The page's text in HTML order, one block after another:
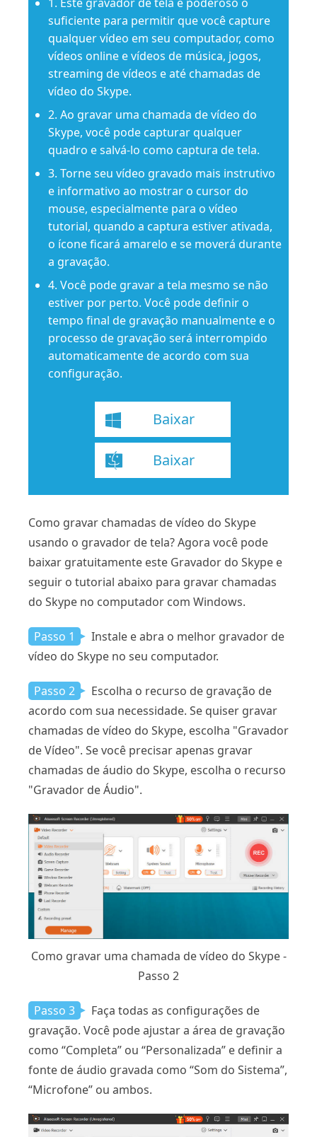
suficiente para permitir que você capture
qualquer vídeo em seu computador, como
vídeos online e vídeos de música, jogos,
streaming de vídeos e até chamadas de
vídeo do Skype.
2. Ao gravar uma chamada de vídeo do
Skype, você pode capturar qualquer
quadro e salvá-lo como captura de tela.
3. Torne seu vídeo gravado mais instrutivo
e informativo ao mostrar o cursor do
mouse, especialmente para o vídeo
tutorial, quando a captura estiver ativada,
o ícone ficará amarelo e se moverá durante
a gravação.
4. Você pode gravar a tela mesmo se não
estiver por perto. Você pode definir o
tempo final de gravação manualmente e o
processo de gravação será interrompido
automaticamente de acordo com sua
configuração.
Baixar
Baixar
Como gravar chamadas de vídeo do Skype
usando o gravador de tela? Agora você pode
baixar gratuitamente este Gravador do Skype e
seguir o tutorial abaixo para gravar chamadas
do Skype no computador com Windows.
Passo 1
Instale e abra o melhor gravador de
vídeo do Skype no seu computador.
Passo 2
Escolha o recurso de gravação de
acordo com sua necessidade. Se quiser gravar
chamadas de vídeo do Skype, escolha "Gravador
de Vídeo". Se você precisar apenas gravar
chamadas de áudio do Skype, escolha o recurso
"Gravador de Áudio".
Como gravar uma chamada de vídeo do Skype -
Passo 2
Passo 3
Faça todas as configurações de
gravação. Você pode ajustar a área de gravação
como “Completa” ou “Personalizada” e definir a
fonte de áudio gravada como “Som do Sistema”,
“Microfone” ou ambos.